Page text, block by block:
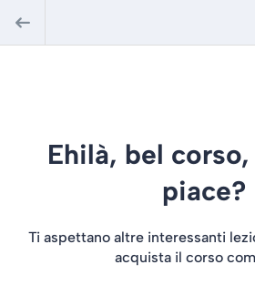
Ehilà, bel
piace?
Ti aspettano altre interessanti
acquista il corso